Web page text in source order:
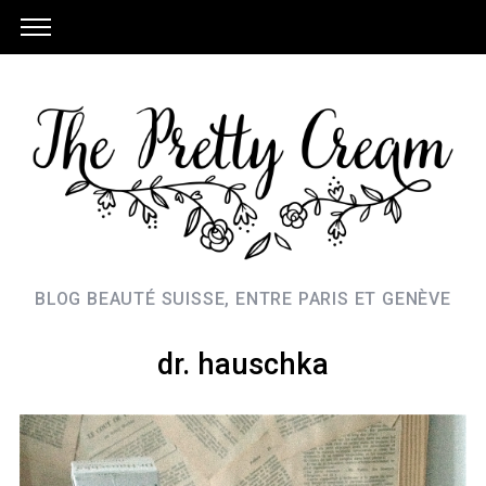
BLOG BEAUTÉ SUISSE, ENTRE PARIS ET GENÈVE
dr. hauschka